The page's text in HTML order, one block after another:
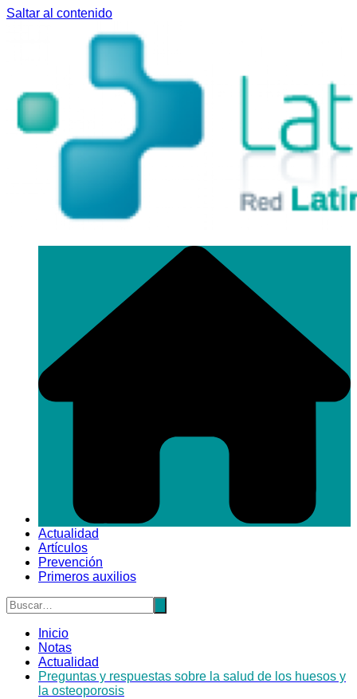
Saltar al contenido
Actualidad
Artículos
Prevención
Primeros auxilios
Inicio
Notas
Actualidad
Preguntas y respuestas sobre la salud de los huesos y
la osteoporosis